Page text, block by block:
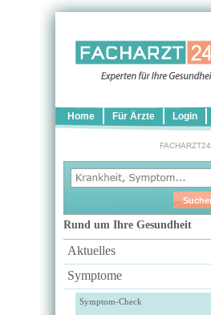
Home Für Ärzte Login
FACHARZT24
Rund um Ihre Gesundheit
Aktuelles
Symptome
Symptom-Check